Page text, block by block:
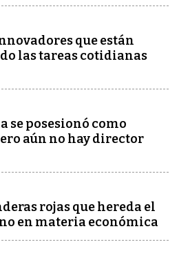
que están
las tareas cotidianas
se posesionó como
aún no hay director
rojas que hereda el
en materia económica